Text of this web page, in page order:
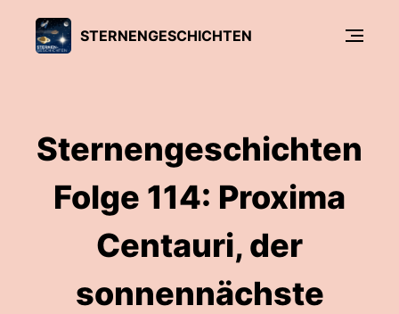
STERNENGESCHICHTEN
Sternengeschichten
Folge 114: Proxima
Centauri, der
sonnennächste